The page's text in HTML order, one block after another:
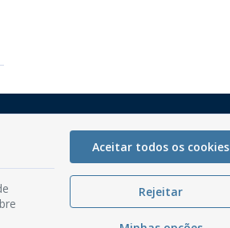
Perguntas frequentes
Aceitar todos os cookies
Rejeitar